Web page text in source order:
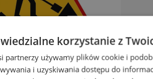
wojewódzkiej nr 925
korzystanie z
partnerzy używamy plików cookie i
i uzyskiwania dostępu do